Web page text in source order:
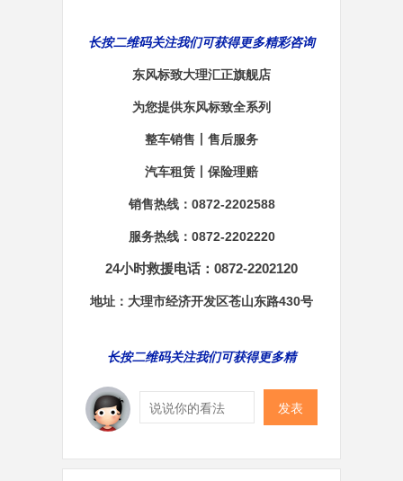
长按二维码关注我们可获得更多精彩咨询
东风标致大理汇正旗舰店
为您提供东风标致全系列
整车销售丨售后服务
汽车租赁丨保险理赔
销售热线：0872-2202588
服务热线：0872-2202220
24小时救援电话：0872-2202120
地址：大理市经济开发区苍山东路430号
长按二维码关注我们可获得更多精
发表